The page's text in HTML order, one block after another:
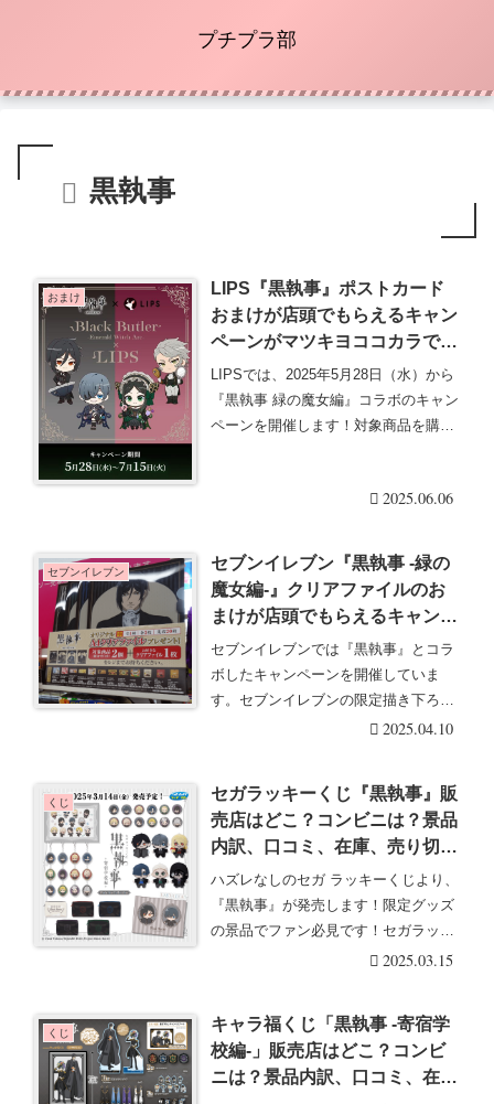
プチプラ部
黒執事
おまけ
LIPS『黒執事』ポストカード
おまけが店頭でもらえるキャン
ペーンがマツキヨココカラで実
施！開催店はどこ？アクリルミ
ラースタンド、ダイカットクッ
ションも抽選で当たる！
LIPSでは、2025年5月28日（水）から
『黒執事 緑の魔女編』コラボのキャン
ペーンを開催します！対象商品を購入
2025.06.06
セブンイレブン
セブンイレブン『黒執事 -緑の
魔女編-』クリアファイルのお
まけが店頭でもらえるキャンペ
ーンが2025/4/10より開催！ロ
ッテの対象商品！全4種類！口
コミ、売り切れまとめ！
セブンイレブンでは『黒執事』とコラ
ボしたキャンペーンを開催していま
す。セブンイレブンの限定描き下ろし
で、限定グッズやおま・・・続きを読
2025.04.10
くじ
セガラッキーくじ『黒執事』販
売店はどこ？コンビニは？景品
内訳、口コミ、在庫、売り切れ
まとめ！コンビニ、オンライン
通販は？口コミまとめ！最新は
寄宿学校編が2025/3/14よりミ
ニストップ、イトーヨーカドー
ハズレなしのセガ ラッキーくじより、
『黒執事』が発売します！限定グッズ
の景品でファン必見です！セガラッキ
ーくじ『黒執事』・・・続きを読む
2025.03.15
くじ
キャラ福くじ「黒執事 -寄宿学
校編-」販売店はどこ？コンビ
ニは？景品内訳、口コミ、在